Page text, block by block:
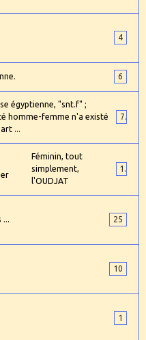
4
6
égyptienne, "snt.f" ;
homme-femme n'a existé
...
7
Féminin, tout
simplement,
l'OUDJAT
1
... 25
10
1